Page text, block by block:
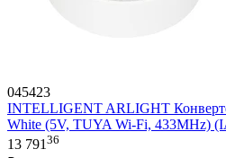
045423
INTELLIGENT ARLIGHT
White (5V, TUYA Wi-Fi, 433MHz)
13 791 36